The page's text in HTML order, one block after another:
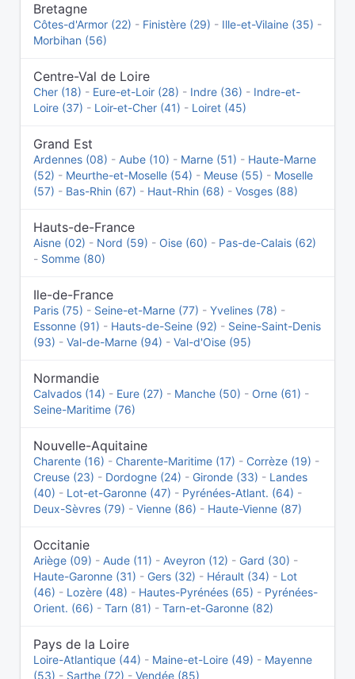
Bretagne
Côtes-d'Armor (22) - Finistère (29) - Ille-et-Vilaine (35) -
Morbihan (56)
Centre-Val de Loire
Cher (18) - Eure-et-Loir (28) - Indre (36) - Indre-et-
Loire (37) - Loir-et-Cher (41) - Loiret (45)
Grand Est
Ardennes (08) - Aube (10) - Marne (51) - Haute-Marne
(52) - Meurthe-et-Moselle (54) - Meuse (55) - Moselle
(57) - Bas-Rhin (67) - Haut-Rhin (68) - Vosges (88)
Hauts-de-France
Aisne (02) - Nord (59) - Oise (60) - Pas-de-Calais (62)
- Somme (80)
Ile-de-France
Paris (75) - Seine-et-Marne (77) - Yvelines (78) -
Essonne (91) - Hauts-de-Seine (92) - Seine-Saint-Denis
(93) - Val-de-Marne (94) - Val-d'Oise (95)
Normandie
Calvados (14) - Eure (27) - Manche (50) - Orne (61) -
Seine-Maritime (76)
Nouvelle-Aquitaine
Charente (16) - Charente-Maritime (17) - Corrèze (19) -
Creuse (23) - Dordogne (24) - Gironde (33) - Landes
(40) - Lot-et-Garonne (47) - Pyrénées-Atlant. (64) -
Deux-Sèvres (79) - Vienne (86) - Haute-Vienne (87)
Occitanie
Ariège (09) - Aude (11) - Aveyron (12) - Gard (30) -
Haute-Garonne (31) - Gers (32) - Hérault (34) - Lot
(46) - Lozère (48) - Hautes-Pyrénées (65) - Pyrénées-
Orient. (66) - Tarn (81) - Tarn-et-Garonne (82)
Pays de la Loire
Loire-Atlantique (44) - Maine-et-Loire (49) - Mayenne
(53) - Sarthe (72) - Vendée (85)